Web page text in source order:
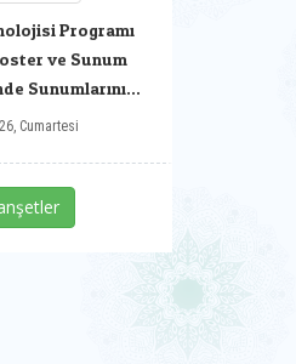
Programı
ve Sunum
Sunumlarını
Cumartesi